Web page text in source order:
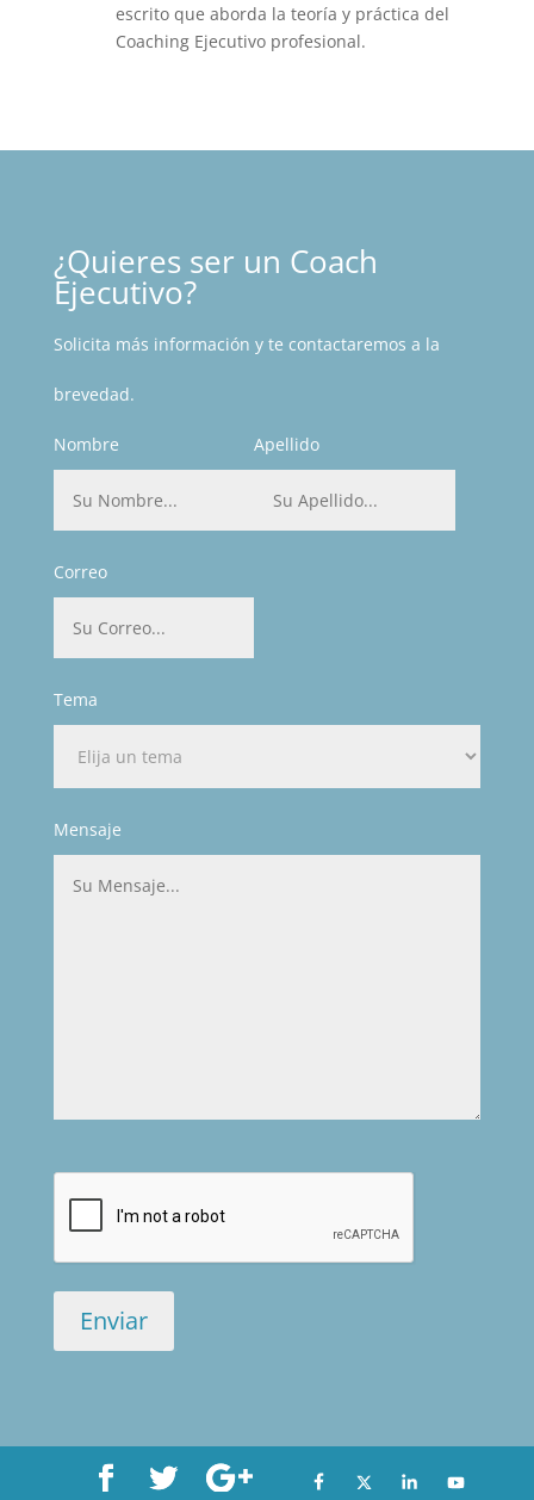
escrito que aborda la teoría y práctica del
Coaching Ejecutivo profesional.
¿Quieres ser un Coach
Ejecutivo?
Solicita más información y te contactaremos a la
brevedad.
Nombre Apellido
Correo
Tema
Mensaje